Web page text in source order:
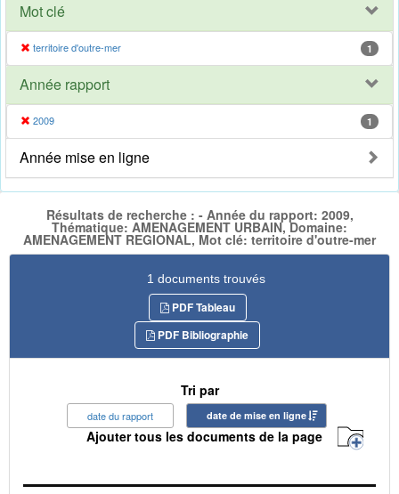
Mot clé
territoire d'outre-mer 1
Année rapport
2009 1
Année mise en ligne
Résultats de recherche : - Année du rapport: 2009,
Thématique: AMENAGEMENT URBAIN, Domaine:
AMENAGEMENT REGIONAL, Mot clé: territoire d'outre-mer
1 documents trouvés
PDF Tableau
PDF Bibliographie
Tri par
date du rapport date de mise en ligne
Ajouter tous les documents de la page